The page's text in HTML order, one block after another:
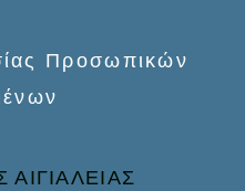
Προσωπικών